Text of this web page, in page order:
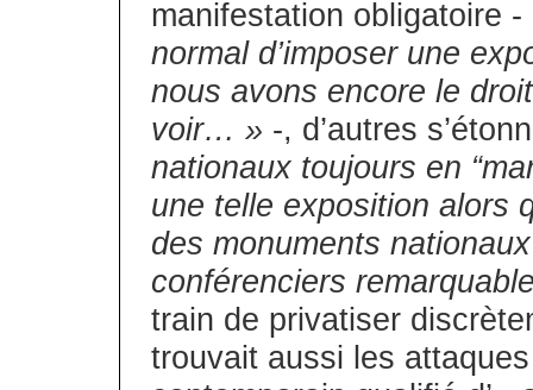
manifestation obligatoire -
normal d’imposer une
nous avons encore le
voir… » -, d’autres
nationaux toujours en
une telle exposition alors
des monuments
conférenciers
train de privatiser
trouvait aussi les